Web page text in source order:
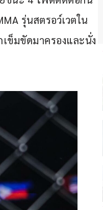
รุ่นสตรอว์เวตใน
ข็มขัดมาครองและนั่ง